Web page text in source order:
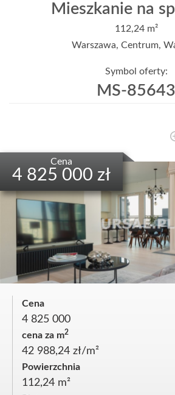
Mieszkanie na
112,24 m²
Warszawa, Centrum,
Symbol oferty:
MS-85643
Cena
4 825 000 zł
Cena
4 825 000
cena za m2
42 988,24 zł/m²
Powierzchnia
112,24 m²